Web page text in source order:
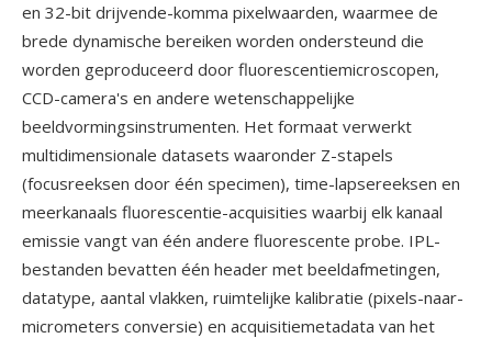
en 32-bit drijvende-komma pixelwaarden, waarmee de
brede dynamische bereiken worden ondersteund die
worden geproduceerd door fluorescentiemicroscopen,
CCD-camera's en andere wetenschappelijke
beeldvormingsinstrumenten. Het formaat verwerkt
multidimensionale datasets waaronder Z-stapels
(focusreeksen door één specimen), time-lapsereeksen en
meerkanaals fluorescentie-acquisities waarbij elk kanaal
emissie vangt van één andere fluorescente probe. IPL-
bestanden bevatten één header met beeldafmetingen,
datatype, aantal vlakken, ruimtelijke kalibratie (pixels-naar-
micrometers conversie) en acquisitiemetadata van het